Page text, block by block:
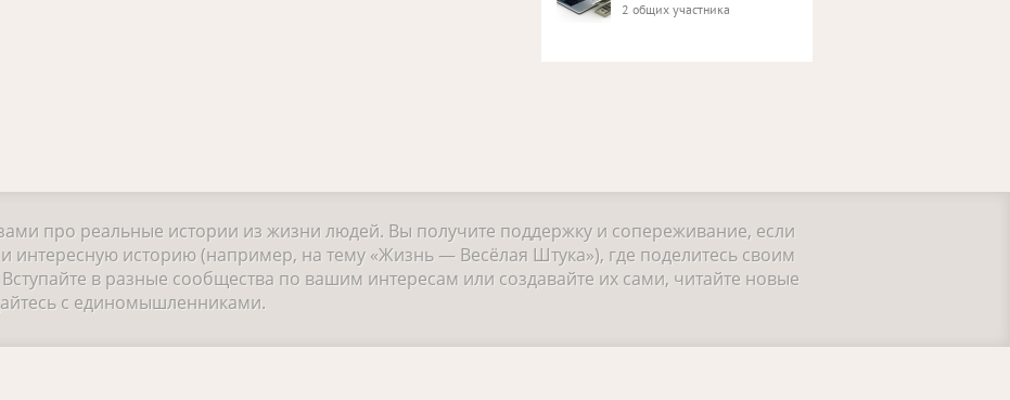
2 общих участника
про реальные истории из жизни людей. Вы получите поддержку и сопереживание, если
интересную историю (например, на тему «Жизнь — Весёлая Штука»), где поделитесь своим
в разные сообщества по вашим интересам или создавайте их сами, читайте новые
с единомышленниками.